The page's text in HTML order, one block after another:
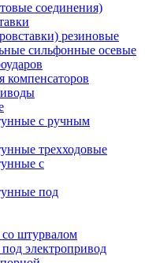
соединения)
резиновые
сильфонные осевые
с ручным
трехходовые
с
под
штурвалом
электропривод